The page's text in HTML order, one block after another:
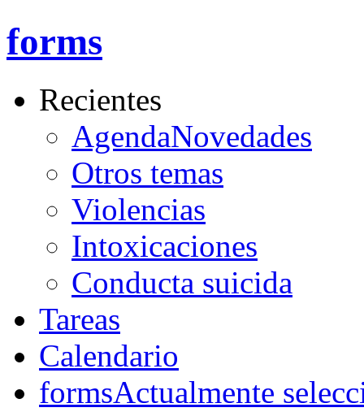
forms
Recientes
AgendaNovedades
Otros temas
Violencias
Intoxicaciones
Conducta suicida
Tareas
Calendario
formsActualmente